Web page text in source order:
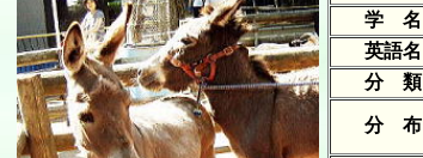
学 名
英語名
分 類
分 布